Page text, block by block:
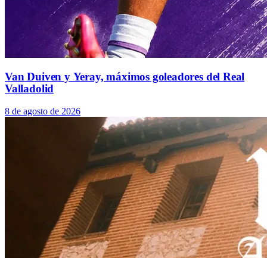
Van Duiven y Yeray, máximos goleadores del Real
Valladolid
8 de agosto de 2026